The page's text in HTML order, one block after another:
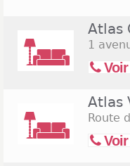
l'Ouest et le
19h avec une
sont également
dimanche sauf à
Atlas
1
Voir
Atlas
Route
Voir